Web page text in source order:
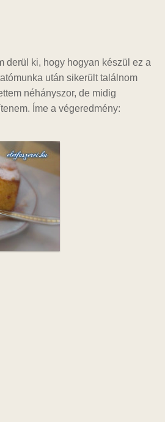
derül ki, hogy hogyan készül ez a
után sikerült találnom
néhányszor, de midig
Íme a végeredmény: